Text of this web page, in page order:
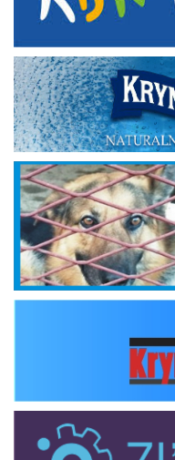
Kryniczanka
Adoptuj psa
krynica_tv